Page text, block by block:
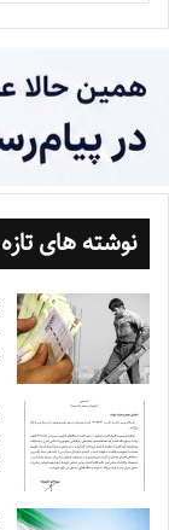
نوشته های تازه